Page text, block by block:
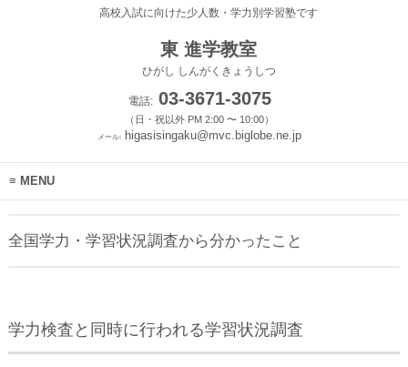
高校入試に向けた少人数・学力別学習塾です
東 進学教室
ひがし しんがくきょうしつ
電話:03-3671-3075
（日・祝以外 PM 2:00 〜 10:00）
メール: higasisingaku@mvc.biglobe.ne.jp
MENU
全国学力・学習状況調査から分かったこと
学力検査と同時に行われる学習状況調査